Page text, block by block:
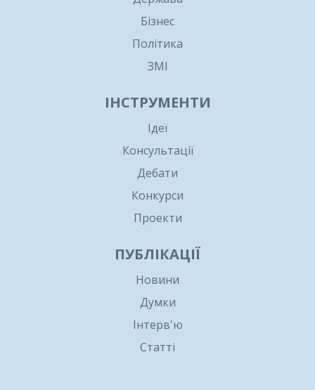
Бізнес
Політика
ЗМІ
ІНСТРУМЕНТИ
Ідеї
Консультації
Дебати
Конкурси
Проекти
ПУБЛІКАЦІЇ
Новини
Думки
Інтерв'ю
Статті